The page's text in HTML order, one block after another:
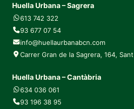
Huella Urbana – Sagrera
613 742 322
93 677 07 54
info@huellaurbanabcn.com
Carrer Gran de la Sagrera, 164,
Huella Urbana – Cantàbria
634 036 061
93 196 38 95